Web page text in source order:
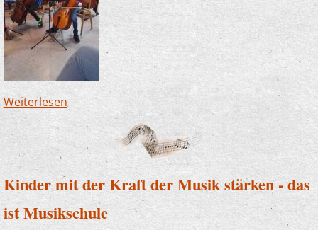
Weiterlesenüber "Wir singen die Weihnacht ein" mit einer
Premiere
Kinder mit der Kraft der Musik stärken - das
ist Musikschule